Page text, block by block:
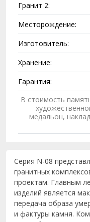
Гранит 2:
Месторождение:
Изготовитель:
Хранение:
Гарантия:
В стоимость
медальон,
Серия N-08
гранитных
проектам. Главным
изделий является
передача образа
и фактуры камня.